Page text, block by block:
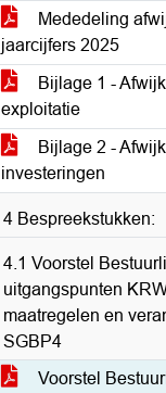
Mededeling
jaarcijfers 2025
Bijlage 1 -
exploitatie
Bijlage 2 -
investeringen
4 Bespreekstukken:
4.1 Voorstel
uitgangspunten
maatregelen en
SGBP4
Voorstel